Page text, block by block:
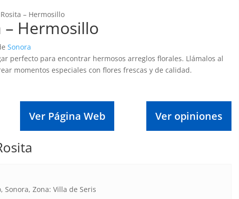
– Hermosillo
– Hermosillo
Sonora
perfecto para encontrar hermosos arreglos florales. Llámalos al
momentos especiales con flores frescas y de calidad.
Ver Página Web Ver opiniones
Sonora, Zona: Villa de Seris